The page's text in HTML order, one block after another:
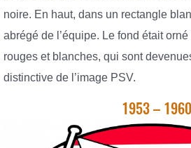
noire. En haut, dans un rectangle
abrégé de l’équipe. Le fond était
rouges et blanches, qui sont
distinctive de l’image PSV.
1953 – 1960